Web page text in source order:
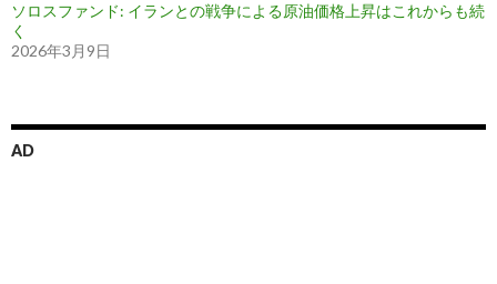
ソロスファンド: イランとの戦争による原油価格上昇はこれからも続
く
2026年3月9日
AD